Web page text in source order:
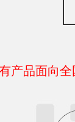
产品面向